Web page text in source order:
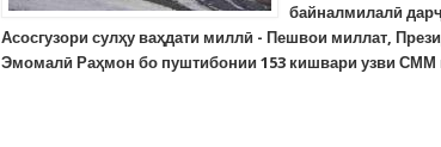
байналмилалӣ
Асосгузори сулҳу ваҳдати миллӣ - Пешвои миллат,
Эмомалӣ Раҳмон бо пуштибонии 153 кишвари узви СММ